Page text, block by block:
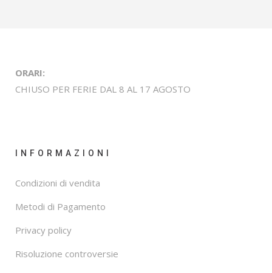
ORARI:
CHIUSO PER FERIE DAL 8 AL 17 AGOSTO
INFORMAZIONI
Condizioni di vendita
Metodi di Pagamento
Privacy policy
Risoluzione controversie